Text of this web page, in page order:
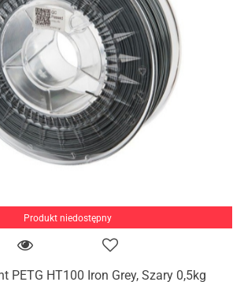
Produkt niedostępny
PETG HT100 Iron Grey, Szary 0,5kg